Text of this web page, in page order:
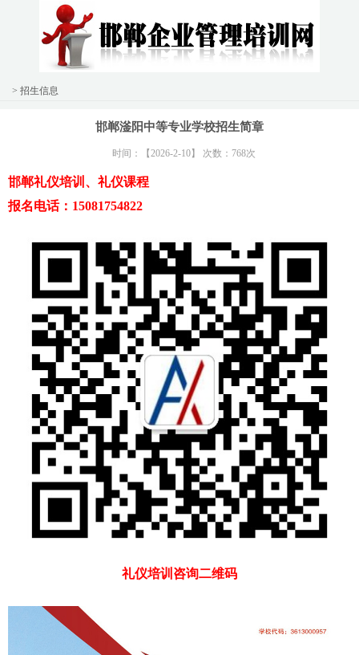
> 招生信息
邯郸滏阳中等专业学校招生简章
时间：【2026-2-10】 次数：768次
邯郸礼仪培训、礼仪课程
报名电话：15081754822
礼仪培训咨询二维码